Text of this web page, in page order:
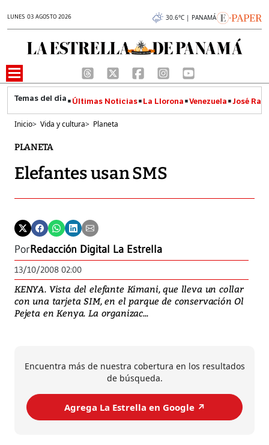
LUNES 03 AGOSTO 2026 30.6°C | PANAMÁ
Últimas Noticias La Llorona Venezuela José
Inicio> Vida y cultura> Planeta
PLANETA
Elefantes usan SMS
PorRedacción Digital La Estrella
13/10/2008 02:00
KENYA. Vista del elefante Kimani, que lleva un collar
con una tarjeta SIM, en el parque de conservación Ol
Pejeta en Kenya. La organizac...
Encuentra más de nuestra cobertura en los resultados
de búsqueda.
Agrega La Estrella en Google ↗️